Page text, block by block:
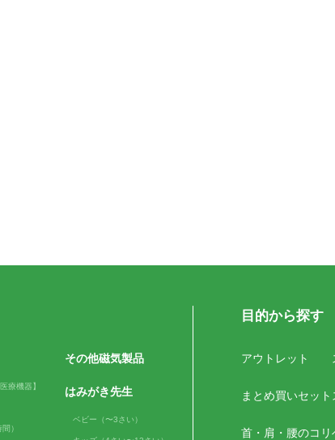
療機器】
）
その他磁気製品
はみがき先生
ベビー（〜3さい）
目的から探す
アウトレット
まとめ買いセット
首・肩・腰のコリ